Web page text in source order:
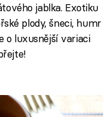
jablka. Exotiku
plody, šneci, humr
o luxusnější variaci